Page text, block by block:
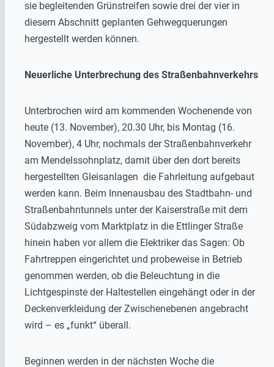
sie begleitenden Grünstreifen sowie drei der vier in
diesem Abschnitt geplanten Gehwegquerungen
hergestellt werden können.
Neuerliche Unterbrechung des Straßenbahnverkehrs
Unterbrochen wird am kommenden Wochenende von
heute (13. November), 20.30 Uhr, bis Montag (16.
November), 4 Uhr, nochmals der Straßenbahnverkehr
am Mendelssohnplatz, damit über den dort bereits
hergestellten Gleisanlagen die Fahrleitung aufgebaut
werden kann. Beim Innenausbau des Stadtbahn- und
Straßenbahntunnels unter der Kaiserstraße mit dem
Südabzweig vom Marktplatz in die Ettlinger Straße
hinein haben vor allem die Elektriker das Sagen: Ob
Fahrtreppen eingerichtet und probeweise in Betrieb
genommen werden, ob die Beleuchtung in die
Lichtgespinste der Haltestellen eingehängt oder in der
Deckenverkleidung der Zwischenebenen angebracht
wird – es „funkt“ überall.
Beginnen werden in der nächsten Woche die